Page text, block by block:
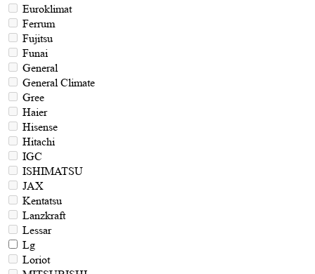
Euroklimat
Ferrum
Fujitsu
Funai
General
General Climate
Gree
Haier
Hisense
Hitachi
IGC
ISHIMATSU
JAX
Kentatsu
Lanzkraft
Lessar
Lg
Loriot